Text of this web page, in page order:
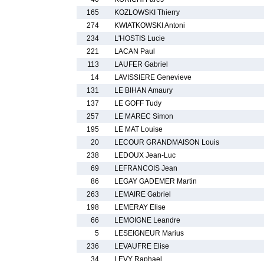
165
KOZLOWSKI Thierry
274
KWIATKOWSKI Antoni
234
L'HOSTIS Lucie
221
LACAN Paul
113
LAUFER Gabriel
14
LAVISSIERE Genevieve
131
LE BIHAN Amaury
137
LE GOFF Tudy
257
LE MAREC Simon
195
LE MAT Louise
20
LECOUR GRANDMAISON Louis
238
LEDOUX Jean-Luc
69
LEFRANCOIS Jean
86
LEGAY GADEMER Martin
263
LEMAIRE Gabriel
198
LEMERAY Elise
66
LEMOIGNE Leandre
5
LESEIGNEUR Marius
236
LEVAUFRE Elise
34
LEVY Raphael